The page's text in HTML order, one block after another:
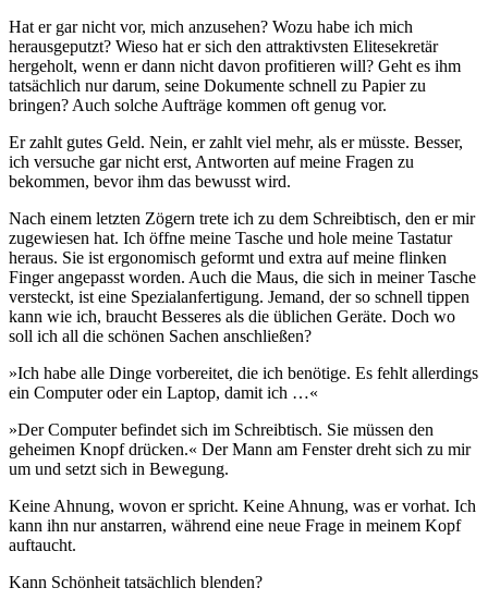
Hat er gar nicht vor, mich anzusehen? Wozu habe ich mich
herausgeputzt? Wieso hat er sich den attraktivsten Elitesekretär
hergeholt, wenn er dann nicht davon profitieren will? Geht es ihm
tatsächlich nur darum, seine Dokumente schnell zu Papier zu
bringen? Auch solche Aufträge kommen oft genug vor.
Er zahlt gutes Geld. Nein, er zahlt viel mehr, als er müsste. Besser,
ich versuche gar nicht erst, Antworten auf meine Fragen zu
bekommen, bevor ihm das bewusst wird.
Nach einem letzten Zögern trete ich zu dem Schreibtisch, den er mir
zugewiesen hat. Ich öffne meine Tasche und hole meine Tastatur
heraus. Sie ist ergonomisch geformt und extra auf meine flinken
Finger angepasst worden. Auch die Maus, die sich in meiner Tasche
versteckt, ist eine Spezialanfertigung. Jemand, der so schnell tippen
kann wie ich, braucht Besseres als die üblichen Geräte. Doch wo
soll ich all die schönen Sachen anschließen?
»Ich habe alle Dinge vorbereitet, die ich benötige. Es fehlt allerdings
ein Computer oder ein Laptop, damit ich …«
»Der Computer befindet sich im Schreibtisch. Sie müssen den
geheimen Knopf drücken.« Der Mann am Fenster dreht sich zu mir
um und setzt sich in Bewegung.
Keine Ahnung, wovon er spricht. Keine Ahnung, was er vorhat. Ich
kann ihn nur anstarren, während eine neue Frage in meinem Kopf
auftaucht.
Kann Schönheit tatsächlich blenden?